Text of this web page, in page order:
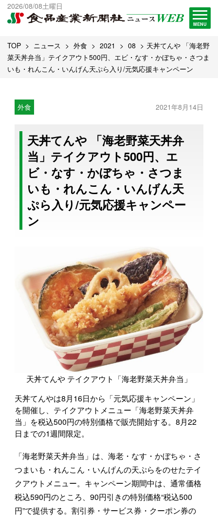
2026/08/08土曜日
MENU
出版物一覧へ
試読・購読申し込み
TOP ニュース 外食 2021 08
天丼てんや 「海老野
菜天丼弁当」テイクアウト500円、エビ・なす・かぼちゃ・さつま
いも・れんこん・いんげん天ぷら入り/元気応援キャンペーン
外食 2021年8月14日
天丼てんや 「海老野菜天丼弁
当」テイクアウト500円、エ
ビ・なす・かぼちゃ・さつま
いも・れんこん・いんげん天
ぷら入り/元気応援キャンペー
ン
天丼てんや テイクアウト「海老野菜天丼弁当」
天丼てんやは8月16日から「元気応援キャンペーン」
を開催し、テイクアウトメニュー「海老野菜天丼弁
当」を税込500円の特別価格で販売開始する。8月22
日までの1週間限定。
「海老野菜天丼弁当」は、海老・なす・かぼちゃ・さ
つまいも・れんこん・いんげんの天ぷらをのせたテイ
クアウトメニュー。キャンペーン期間中は、通常価格
税込590円のところ、90円引きの特別価格“税込500
円”で提供する。割引券・サービス券・クーポン券の